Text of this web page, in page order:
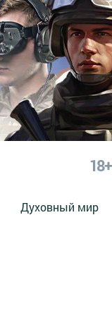
18+
Духовный мир